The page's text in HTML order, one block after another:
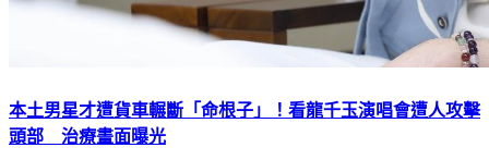
本土男星才遭貨車輾斷「命根子」！看龍千玉演唱會遭人攻擊
頭部 治療畫面曝光